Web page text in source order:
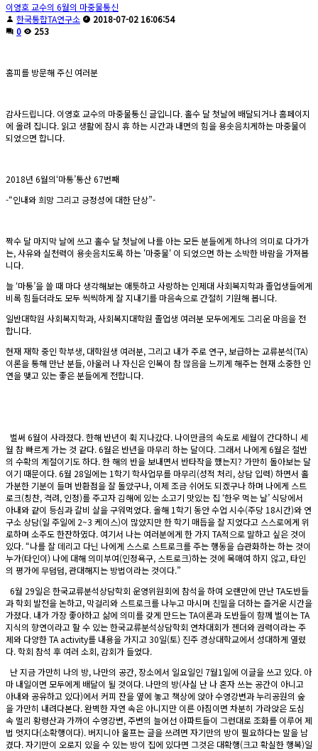
이영호 교수의 6월의 마중물통신
한국통합TA연구소
2018-07-02 16:06:54
0
253
홈피를 방문해 주신 여러분
감사드립니다. 이영호 교수의 마중물통신 글입니다. 홀수 달 첫날에 배달되거나 홈페이지
에 올려 집니다. 읽고 생활에 잠시 휴 하는 시간과 내면의 힘을 용솟음치게하는 마중물이
되었으면 합니다.
2018년 6월의‘마통’통산 67번째
-“인내와 희망 그리고 긍정성에 대한 단상”-
짝수 달 마지막 날에 쓰고 홀수 달 첫날에 나를 아는 모든 분들에게 하나의 의미로 다가가
는, 사유와 실천력이 용솟음치도록 하는 '마중물' 이 되었으면 하는 소박한 바람을 가져봅
니다.
늘 ‘마통’을 쓸 때 마다 생각해보는 애틋하고 사랑하는 인제대 사회복지학과 졸업생들에게
비록 힘들더라도 모두 씩씩하게 잘 지내기를 마음속으로 간절히 기원해 봅니다.
일반대학원 사회복지학과, 사회복지대학원 졸업생 여러분 모두에게도 그리운 마음을 전
합니다.
현재 재학 중인 학부생, 대학원생 여러분, 그리고 내가 주로 연구, 보급하는 교류분석(TA)
이론을 통해 만난 분들, 아울러 나 자신은 인복이 참 많음을 느끼게 해주는 현재 소중한 인
연을 맺고 있는 좋은 분들에게 전합니다.
벌써 6월이 사라졌다. 한해 반년이 휙 지나갔다. 나이만큼의 속도로 세월이 간다하니 세
월 참 빠르게 가는 것 같다. 6월은 반년을 마무리 하는 달이다. 그래서 나에게 6월은 절반
의 수확의 계절이기도 하다. 한 해의 반을 보내면서 반타작을 했는지? 가만히 돌아보는 달
이기 때문이다. 6월 28일에는 1학기 학사업무를 마무리(성적 처리, 상담 입력) 하면서 홀
가분한 기분이 들며 반환점을 잘 돌았구나, 이제 조금 쉬어도 되겠구나 하며 나에게 스트
로크(칭찬, 격려, 인정)를 주고자 김해에 있는 소고기 맛있는 집 ‘한우 먹는 날’ 식당에서
아내와 같이 등심과 갈비 살을 구워먹었다. 올해 1학기 동안 수업 시수(주당 18시간)와 연
구소 상담(일 주일에 2~3 케이스)이 많았지만 한 학기 매듭을 잘 지었다고 스스로에게 위
로하며 소주도 한잔하였다. 여기서 나는 여러분에게 한 가지 TA적으로 말하고 싶은 것이
있다. “나를 잘 데리고 다닌 나에게 스스로 스트로크를 주는 행동을 습관화하는 하는 것이
누가(타인이) 나에 대해 의미부여(인정욕구, 스트로크)하는 것에 목매여 하지 않고, 타인
의 평가에 무덤덤, 관대해지는 방법이라는 것이다.”
6월 29일은 한국교류분석상담학회 운영위원회에 참석을 하여 오랜만에 만난 TA도반들
과 학회 발전을 논하고, 막걸리와 스트로크를 나누고 마시며 친밀을 더하는 즐거운 시간을
가졌다. 내가 가장 좋아하고 삶에 의미를 갖게 만드는 TA이론과 도반들이 함께 벌이는 TA
지식의 향연이라고 할 수 있는 한국교류분석상담학회 연차대회가 젠더와 권력이라는 주
제와 다양한 TA activity를 내용을 가지고 30일(토) 진주 경상대학교에서 성대하게 열렸
다. 학회 참석 후 여러 소회, 감회가 들었다.
난 지금 가만히 나의 방, 나만의 공간, 장소에서 일요일인 7월1일에 이글을 쓰고 있다. 아
마 내일이면 모두에게 배달이 될 것이다. 나만의 방(사실 난 나 혼자 쓰는 공간이 아니고
아내와 공유하고 있다)에서 커피 잔을 옆에 놓고 책상에 앉아 수영강변과 누리공원의 숲
을 가만히 내려다본다. 완벽한 자연 속은 아니지만 이른 아침이면 차분히 가라앉은 도심
속 멀리 황령산과 가까이 수영강변, 주변의 늘어선 아파트들이 그런대로 조화를 이루어 제
법 멋지다(소확행이다). 버지니아 울프는 글을 쓰려면 자기만의 방이 필요하다는 말을 남
겼다. 자기만이 오로지 있을 수 있는 방이 집에 있다면 그것은 대확행(크고 확실한 행복)일